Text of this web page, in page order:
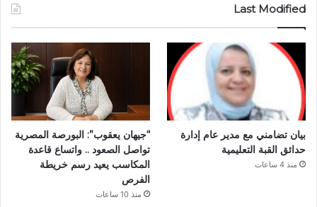
Last Modified
بيان تضامني مع مدير عام إدارة
حدائق القبة التعليمية
منذ 4 ساعات
“جيهان يعقوب”: البورصة المصرية
تواصل الصعود .. واتساع قاعدة
المكاسب يعيد رسم خريطة
الفرص
منذ 10 ساعات